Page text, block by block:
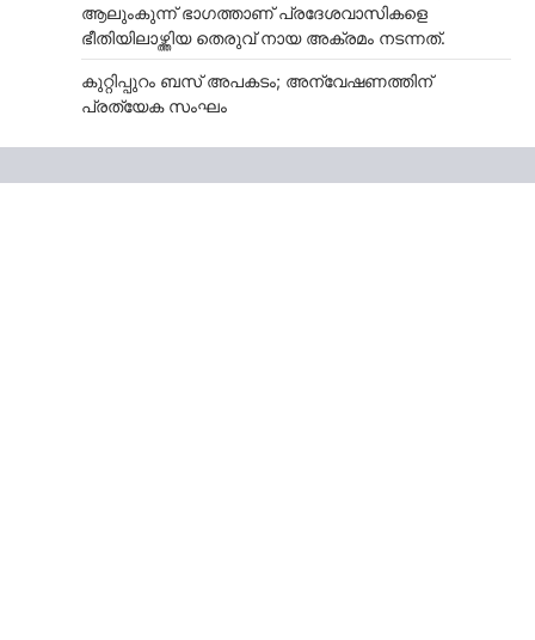
ആലുംകുന്ന് ഭാഗത്താണ് പ്രദേശവാസികളെ
ഭീതിയിലാഴ്ത്തിയ തെരുവ് നായ അക്രമം നടന്നത്.
കുറ്റിപ്പുറം ബസ് അപകടം; അന്വേഷണത്തിന്
പ്രത്യേക സംഘം